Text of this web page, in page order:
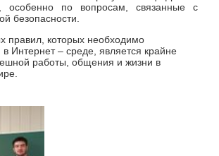
особенно по вопросам, связанные с
безопасности.
правил, которых необходимо
в Интернет – среде, является крайне
работы, общения и жизни в